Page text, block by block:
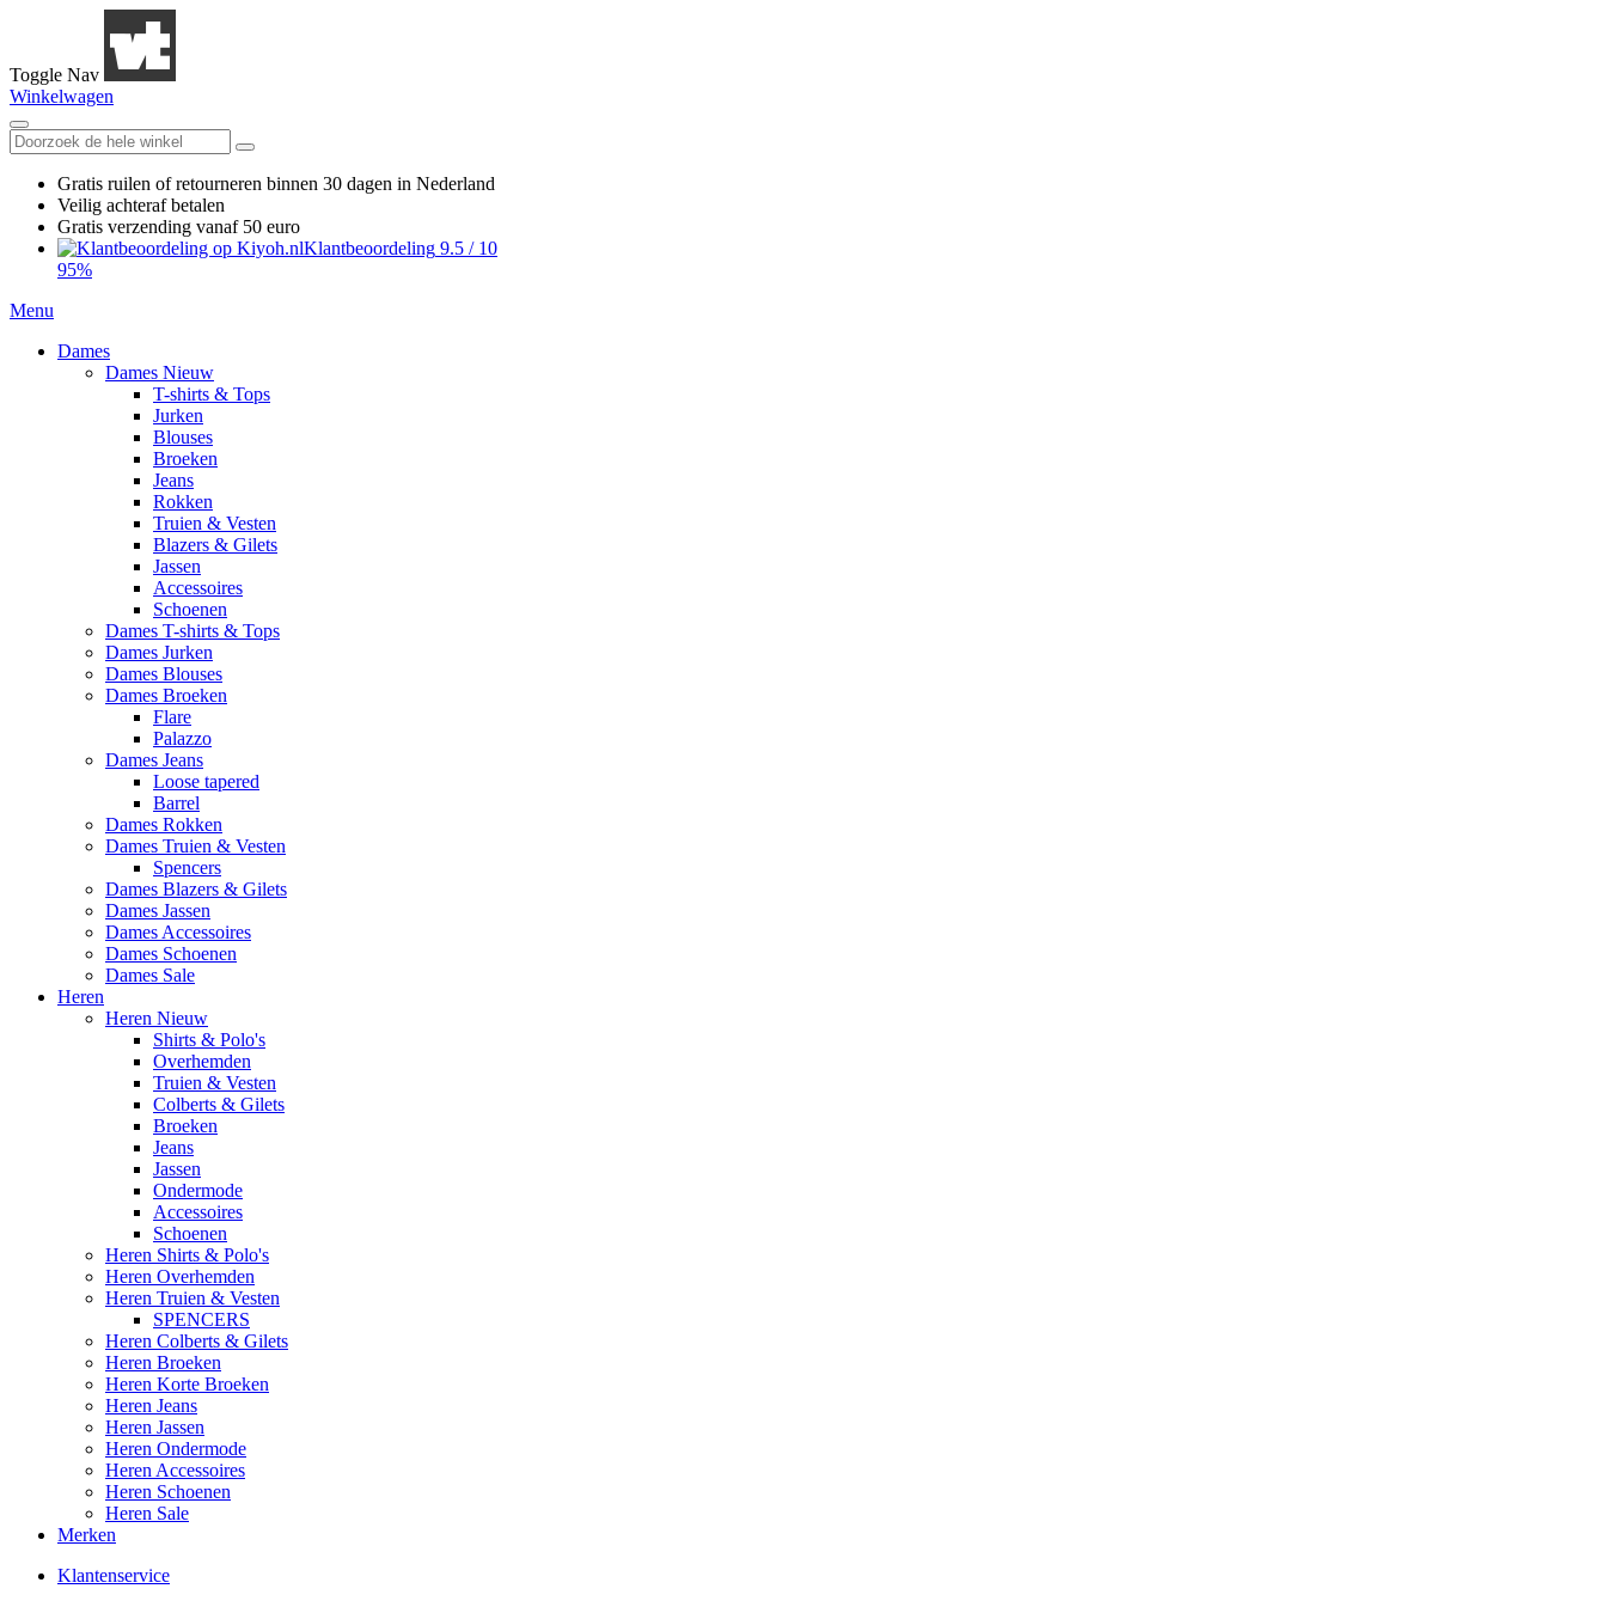
Toggle Nav
Winkelwagen
Gratis ruilen of retourneren binnen 30 dagen in Nederland
Veilig achteraf betalen
Gratis verzending vanaf 50 euro
Klantbeoordeling 9.5 / 10
95%
Menu
Dames
Dames Nieuw
T-shirts & Tops
Jurken
Blouses
Broeken
Jeans
Rokken
Truien & Vesten
Blazers & Gilets
Jassen
Accessoires
Schoenen
Dames T-shirts & Tops
Dames Jurken
Dames Blouses
Dames Broeken
Flare
Palazzo
Dames Jeans
Loose tapered
Barrel
Dames Rokken
Dames Truien & Vesten
Spencers
Dames Blazers & Gilets
Dames Jassen
Dames Accessoires
Dames Schoenen
Dames Sale
Heren
Heren Nieuw
Shirts & Polo's
Overhemden
Truien & Vesten
Colberts & Gilets
Broeken
Jeans
Jassen
Ondermode
Accessoires
Schoenen
Heren Shirts & Polo's
Heren Overhemden
Heren Truien & Vesten
SPENCERS
Heren Colberts & Gilets
Heren Broeken
Heren Korte Broeken
Heren Jeans
Heren Jassen
Heren Ondermode
Heren Accessoires
Heren Schoenen
Heren Sale
Merken
Klantenservice